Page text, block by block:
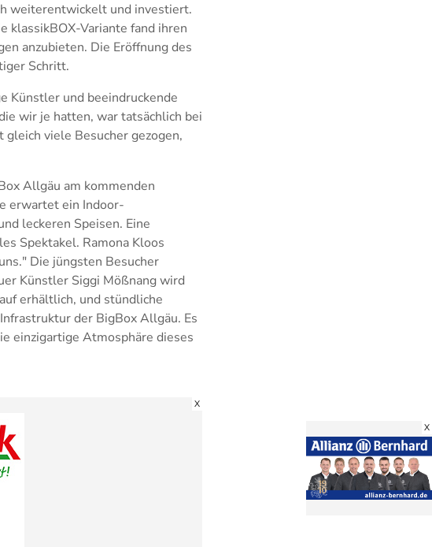
weiterentwickelt und investiert.
klassikBOX-Variante fand ihren
anzubieten. Die Eröffnung des
Schritt.
Künstler und beeindruckende
wir je hatten, war tatsächlich bei
gleich viele Besucher gezogen,
Allgäu am kommenden
erwartet ein Indoor-
leckeren Speisen. Eine
Spektakel. Ramona Kloos
Die jüngsten Besucher
Künstler Siggi Mößnang wird
erhältlich, und stündliche
der BigBox Allgäu. Es
einzigartige Atmosphäre dieses
X
X